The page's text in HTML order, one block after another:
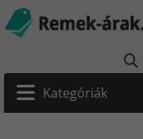
Kategóriák